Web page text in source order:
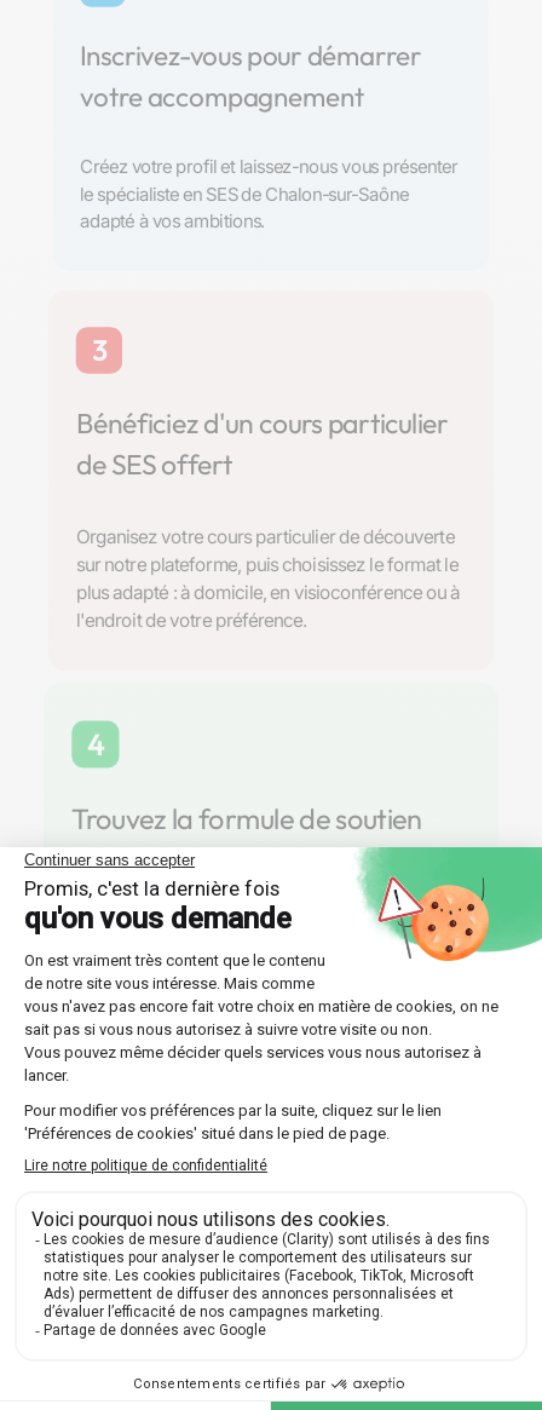
Inscrivez-vous pour démarrer
votre accompagnement
Créez votre profil et laissez-nous vous présenter
le spécialiste en SES de Chalon-sur-Saône
adapté à vos ambitions.
3
Bénéficiez d'un cours particulier
de SES offert
Organisez votre cours particulier de découverte
sur notre plateforme, puis choisissez le format le
plus adapté : à domicile, en visioconférence ou à
l'endroit de votre préférence.
4
Trouvez la formule de soutien
scolaire parfaite
Optez pour l'une des multiples formules offertes
par Les Sherpas, que ce soit un suivi continu sur
toute l'année ou un stage intensif plus court.
Réponses aux questions
posées par nos futurs élèves
🔍